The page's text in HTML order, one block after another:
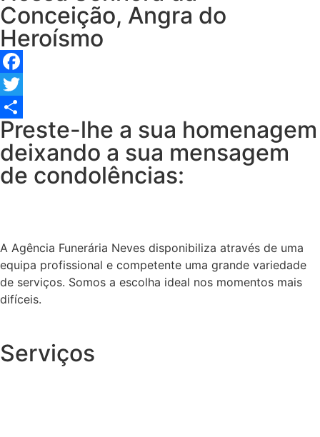
Conceição, Angra do
Heroísmo
Facebook
Twitter
Share
Preste-lhe a sua homenagem
deixando a sua mensagem
de condolências:
A Agência Funerária Neves disponibiliza através de uma
equipa profissional e competente uma grande variedade
de serviços. Somos a escolha ideal nos momentos mais
difíceis.
Serviços